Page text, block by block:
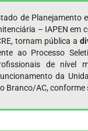
de Planejamento
– IAPEN em
tornam pública a
ao Processo
de nível
da
Branco/AC, conforme